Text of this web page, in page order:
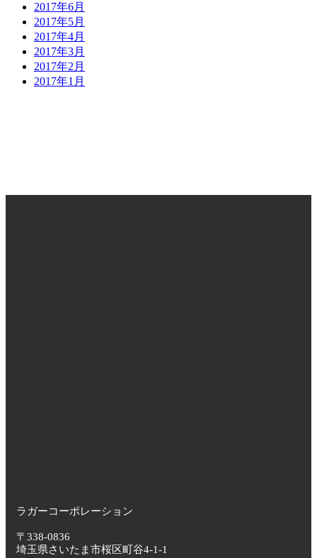
2017年6月
2017年5月
2017年4月
2017年3月
2017年2月
2017年1月
ラガーコーポレーション
〒338-0836
埼玉県さいたま市桜区町谷4-1-1